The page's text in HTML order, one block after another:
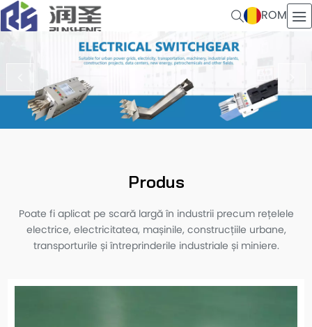
ROM
Produs
Poate fi aplicat pe scară largă în industrii precum rețelele
electrice, electricitatea, mașinile, construcțiile urbane,
transporturile și întreprinderile industriale și miniere.